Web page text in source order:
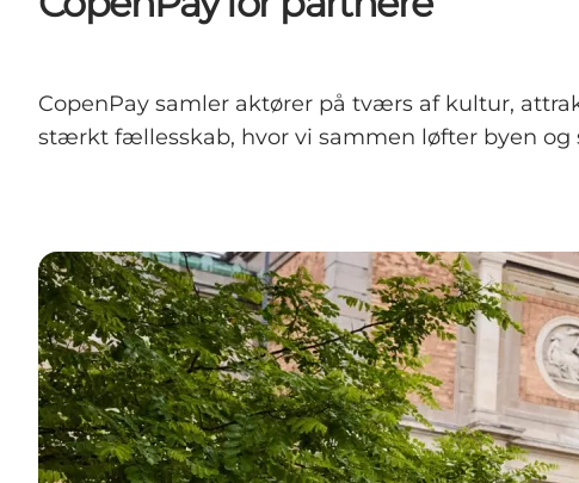
Om Wonderful Copenhagen
CopenPay samler aktører på tværs af kultur,
stærkt fællesskab, hvor vi sammen løfter byen